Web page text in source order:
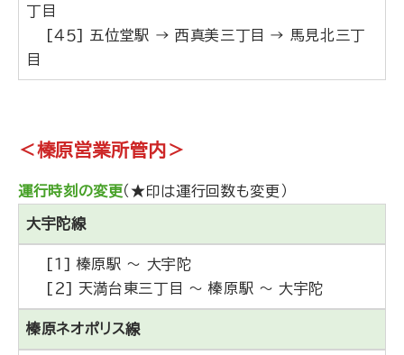
丁目
[４５] 五位堂駅 → 西真美三丁目 → 馬見北三丁
目
＜榛原営業所管内＞
運行時刻の変更（★印は運行回数も変更）
大宇陀線
[１] 榛原駅 ～ 大宇陀
[２] 天満台東三丁目 ～ 榛原駅 ～ 大宇陀
榛原ネオポリス線